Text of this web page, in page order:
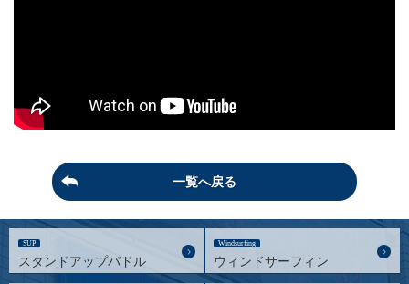
一覧へ戻る
SUP
スタンドアップパドル
Windsurfing
ウィンドサーフィン